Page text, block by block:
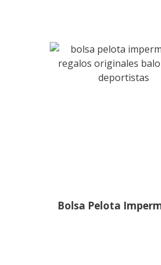
Bolsa Pelota